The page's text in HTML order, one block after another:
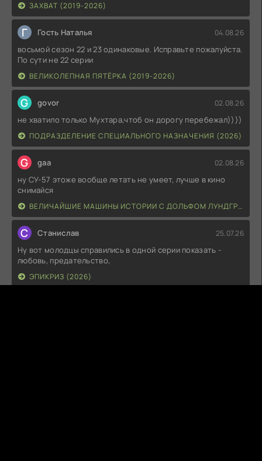
ЗАХВАТ (2019-2026)
Г Гость Наталья 04.08.26
восьмой сезон 22 и 23 одинаковые. Исправьте пожалуйста.
По сути не 22 серии
ВЕЛИКОЛЕПНАЯ ПЯТЁРКА (2019-2026)
G govor 02.08.26
не хватило только Мухтара,чтоб он дорогу перебежал))))
ПОДРАЗДЕЛЕНИЕ СПЕЦИАЛЬНОГО НАЗНАЧЕНИЯ (2026)
G gaa 02.08.26
ну СУ-57 этоже вообще летать не умеет, лучше в кино
снимайся
ВЕЛИЧАЙШИЕ МАШИНЫ ИСТОРИИ С ДОЛЬФОМ ЛУНДГРЕНОМ (2026)
С Станислав 25.07.26
Ну вот молодцы справились в одной серии показать -
любовь, предательство,
ЭПИКРИЗ (2026)